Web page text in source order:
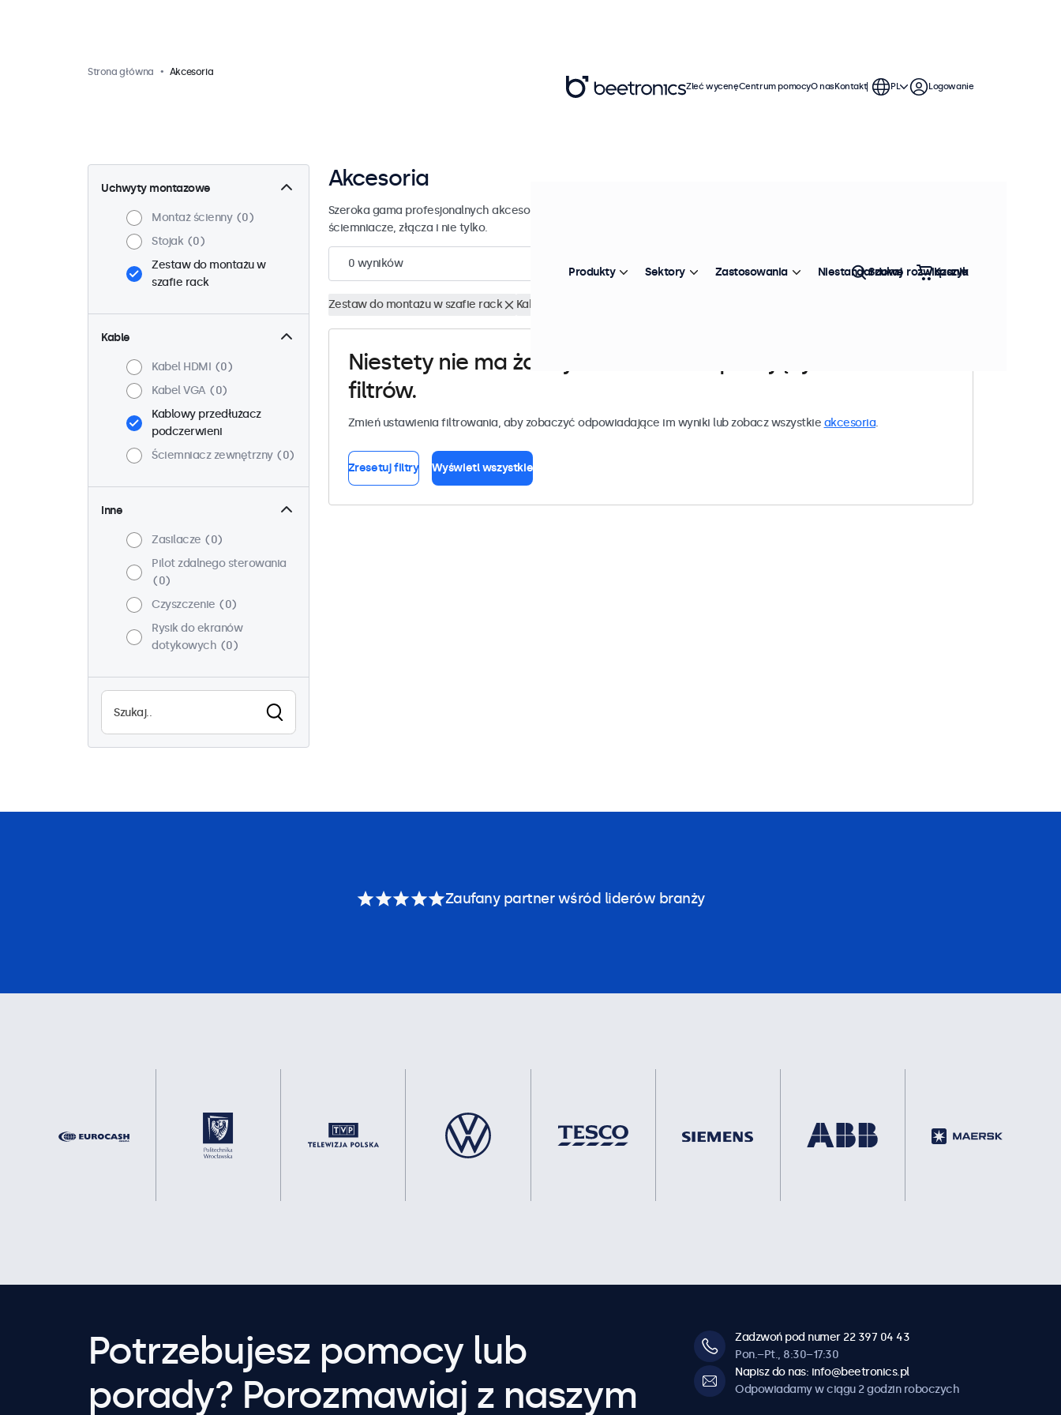
Strona główna Akcesoria
Uchwyty montazowe
Montaż ścienny
0
Stojak
0
Zestaw do montażu w
szafie rack
Kable
Kabel HDMI
0
Kabel VGA
0
Kablowy przedłużacz
podczerwieni
Ściemniacz zewnętrzny
0
Inne
Zasilacze
0
Pilot zdalnego sterowania
0
Czyszczenie
0
Rysik do ekranów
dotykowych
0
Akcesoria
Szeroka gama profesjonalnych akcesoriów do wyświetlaczy Beetronics. Uchwyty ścienne, kable,
ściemniacze, złącza i nie tylko.
0 wyników Sortowanie: Popularność
Zestaw do montażu w szafie rack Kablowy przedłużacz podczerwieni
Niestety nie ma żadnych monitorów pasujących do Twoich
filtrów.
Zmień ustawienia filtrowania, aby zobaczyć odpowiadające im wyniki lub zobacz wszystkie akcesoria.
Zresetuj filtry Wyświetl wszystkie
Zleć wycenęCentrum pomocyO nasKontakt PL Logowanie
Produkty Sektory Zastosowania Niestandardowe rozwiązania
Szukaj Koszyk
Zaufany partner wśród liderów branży
Potrzebujesz pomocy lub
porady? Porozmawiaj z naszym
Zadzwoń pod numer 22 397 04 43
Pon.–Pt., 8:30–17:30
Napisz do nas: info@beetronics.pl
Odpowiadamy w ciągu 2 godzin roboczych